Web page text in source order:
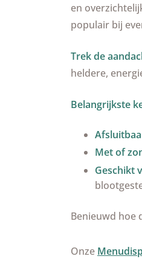
en
populair bij
Trek de
heldere,
Belangrijkste
Met of
Geschikt
Benieuwd hoe
Onze